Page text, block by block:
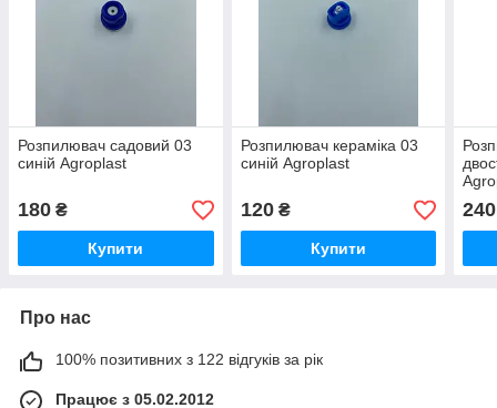
Розпилювач садовий 03
синій Agroplast
180 ₴
Купити
Розпилювач кераміка 03
синій Agroplast
120₴
Купити
240
Про нас
100% позитивних з 122 відгуків за рік
Працює з 05.02.2012